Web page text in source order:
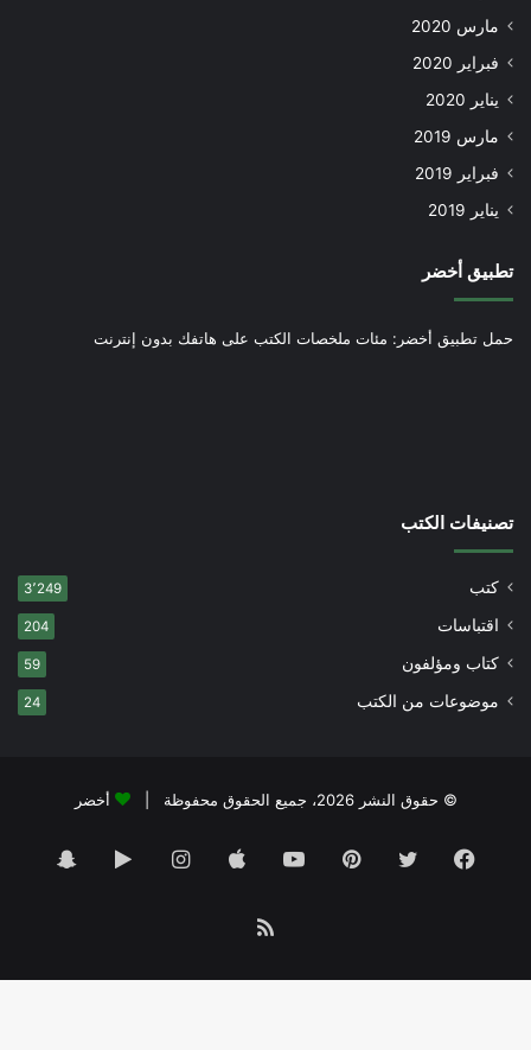
مارس 2020
فبراير 2020
يناير 2020
مارس 2019
فبراير 2019
يناير 2019
تطبيق أخضر
حمل تطبيق أخضر: مئات ملخصات الكتب على هاتفك بدون إنترنت
تصنيفات الكتب
كتب 3٬249
اقتباسات 204
كتاب ومؤلفون 59
موضوعات من الكتب 24
© حقوق النشر 2026، جميع الحقوق محفوظة | أخضر
فيسبوك تويتر بينتيريستيوتيوب انستقرام‏Google
ملخص
الموقع